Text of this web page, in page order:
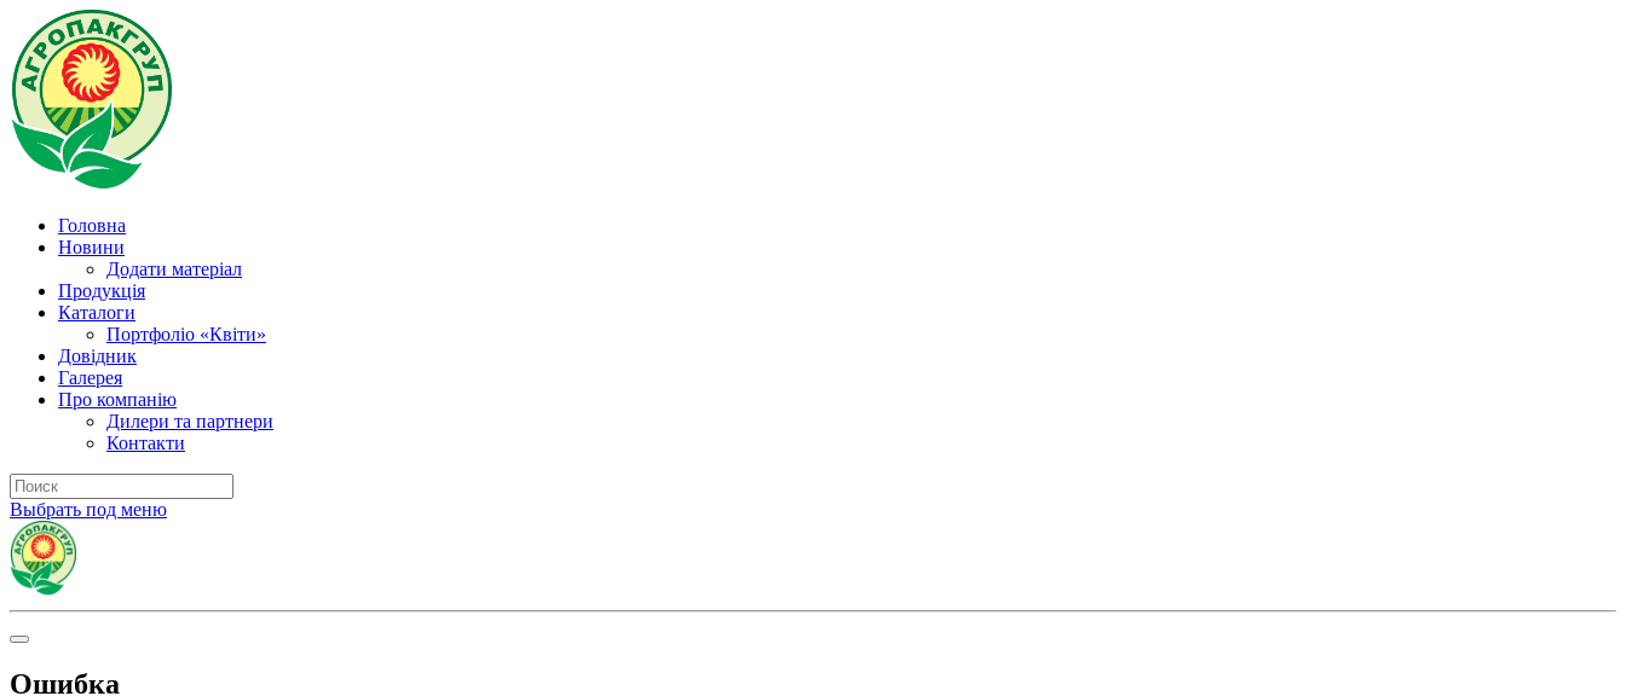
Головна
Новини
Додати матеріал
Продукція
Каталоги
Портфоліо «Квіти»
Довідник
Галерея
Про компанію
Дилери та партнери
Контакти
Выбрать под меню
Ошибка